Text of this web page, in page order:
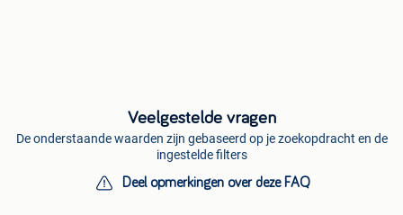
Veelgestelde vragen
De onderstaande waarden zijn gebaseerd op je zoekopdracht en de
ingestelde filters
Deel opmerkingen over deze FAQ